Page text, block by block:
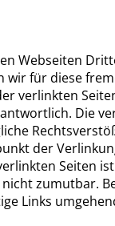
Webseiten
wir für diese
verlinkten
Die
der
Seiten
zumutbar.
Links